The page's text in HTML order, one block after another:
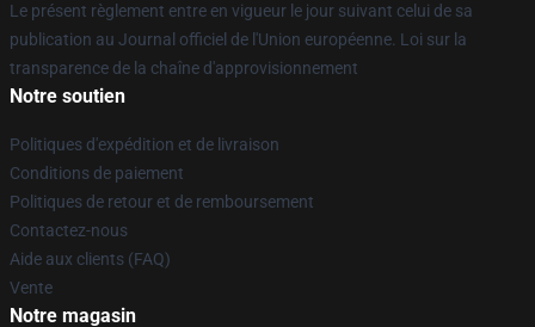
Le présent règlement entre en vigueur le jour suivant celui de sa
publication au Journal officiel de l'Union européenne. Loi sur la
transparence de la chaîne d'approvisionnement
Notre soutien
Politiques d'expédition et de livraison
Conditions de paiement
Politiques de retour et de remboursement
Contactez-nous
Aide aux clients (FAQ)
Vente
Notre magasin